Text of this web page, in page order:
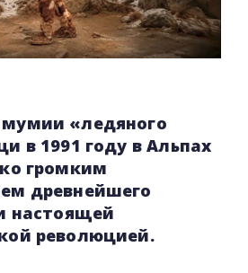
«ледяного
в 1991 году в Альпах
громким
древнейшего
настоящей
революцией.